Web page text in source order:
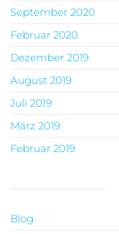
September 2020
Februar 2020
Dezember 2019
August 2019
Juli 2019
März 2019
Februar 2019
Blog